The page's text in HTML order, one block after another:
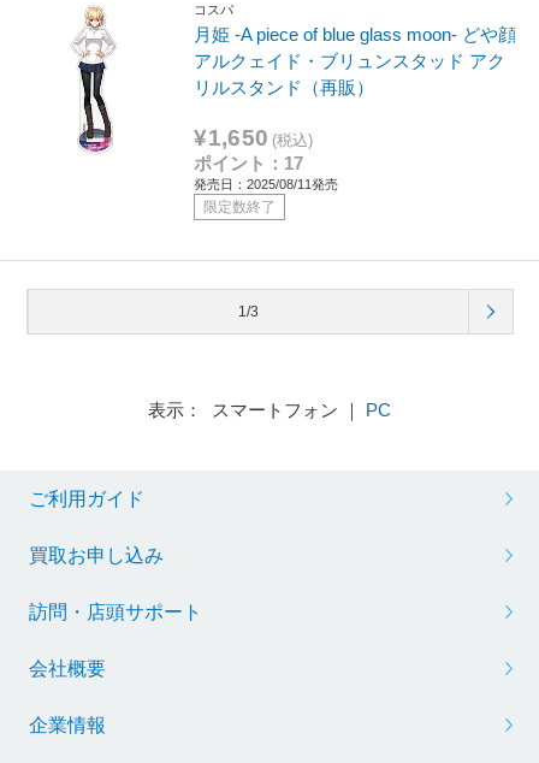
コスパ
月姫 -A piece of blue glass moon- どや顔
アルクェイド・ブリュンスタッド アク
リルスタンド（再販）
¥1,650 (税込)
ポイント：17
発売日：2025/08/11発売
限定数終了
1/3
表示： スマートフォン ｜ PC
ご利用ガイド
買取お申し込み
訪問・店頭サポート
会社概要
企業情報